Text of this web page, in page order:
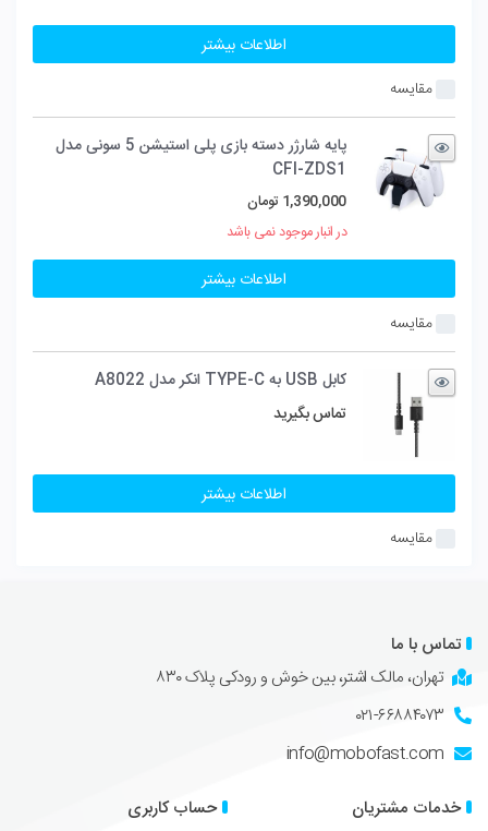
اطلاعات بیشتر
مقایسه
پایه شارژر دسته بازی پلی استیشن 5 سونی مدل
CFI-ZDS1
1,390,000 تومان
در انبار موجود نمی باشد
اطلاعات بیشتر
مقایسه
کابل USB به TYPE-C انکر مدل A8022
تماس بگیرید
اطلاعات بیشتر
مقایسه
تماس با ما
تهران، مالک اشتر، بین خوش و رودکی پلاک ۸۳۰
۰۲۱-۶۶۸۸۴۰۷۳
info@mobofast.com
خدمات مشتریان
حساب کاربری